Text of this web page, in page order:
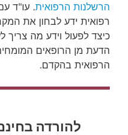
הרשלנות הרפואית. עו"ד
רפואית ידע לבחון את
כיצד לפעול וידע מה
הדעת מן הרופאים
הרפואית בהקדם.
להורדה